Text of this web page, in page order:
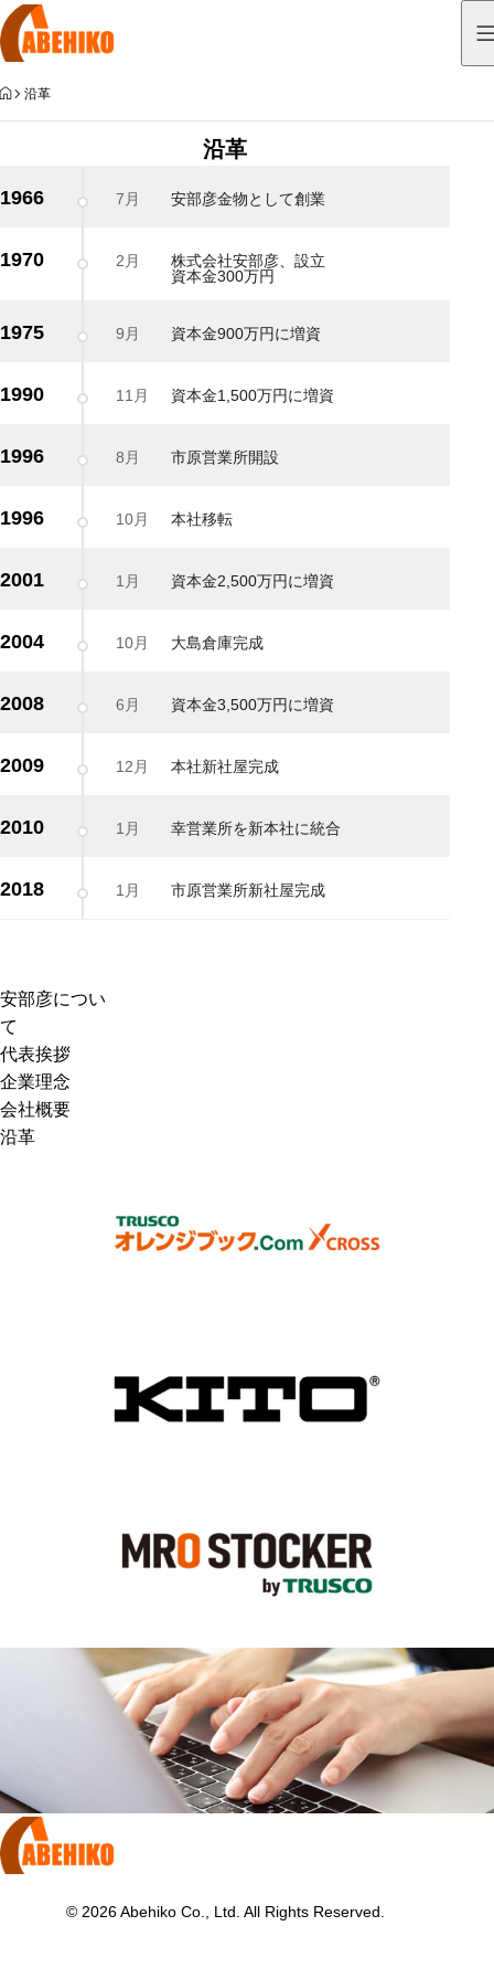
HOME
沿革
沿革
1966 7月 安部彦金物として創業
1970 2月
株式会社安部彦、設立
資本金300万円
1975 9月 資本金900万円に増資
1990 11月 資本金1,500万円に増資
1996 8月 市原営業所開設
1996 10月 本社移転
2001 1月 資本金2,500万円に増資
2004 10月 大島倉庫完成
2008 6月 資本金3,500万円に増資
2009 12月 本社新社屋完成
2010 1月 幸営業所を新本社に統合
2018 1月 市原営業所新社屋完成
安部彦につい
て
代表挨拶
企業理念
会社概要
沿革
オレンジブックCross
KITO
MRO STOCKER
© 2026 Abehiko Co., Ltd. All Rights Reserved.